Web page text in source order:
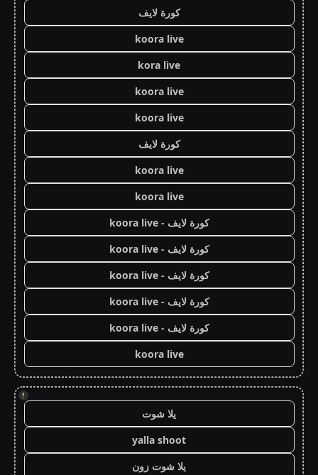
كورة لايف
koora live
kora live
koora live
koora live
كورة لايف
koora live
koora live
كورة لايف - koora live
كورة لايف - koora live
كورة لايف - koora live
كورة لايف - koora live
كورة لايف - koora live
koora live
!
يلا شوت
yalla shoot
يلا شوت زون